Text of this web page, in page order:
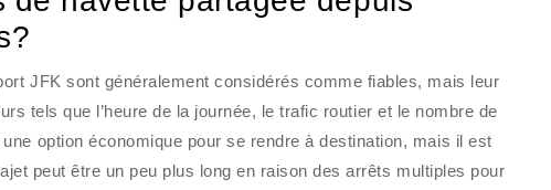
JFK sont généralement considérés comme fiables, mais leur
tels que l’heure de la journée, le trafic routier et le nombre de
option économique pour se rendre à destination, mais il est
peut être un peu plus long en raison des arrêts multiples pour